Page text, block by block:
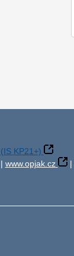
KP21+)
www.opjak.cz |